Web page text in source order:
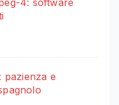
pazienza e